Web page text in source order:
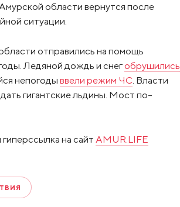
области вернутся после
ситуации.
отправились на помощь
Ледяной дождь и снегобрушились
непогодыввели режим ЧС. Власти
гигантские льдины. Мост по-
на сайт AMUR.LIFE